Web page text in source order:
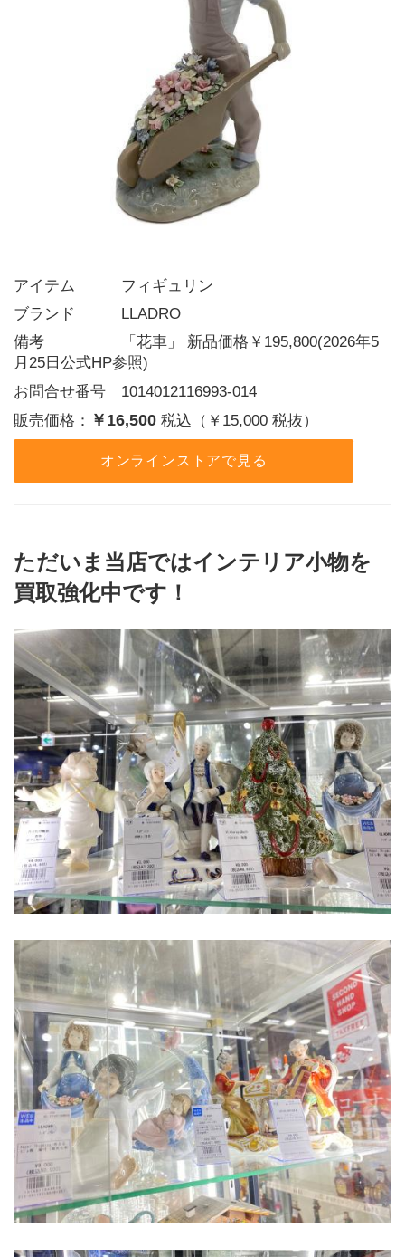
アイテム   フィギュリン
ブランド   LLADRO
備考     「花車」 新品価格￥195,800(2026年5
月25日公式HP参照)
お問合せ番号 1014012116993-014
販売価格： ￥16,500 税込（￥15,000 税抜）
オンラインストアで見る
ただいま当店ではインテリア小物を
買取強化中です！